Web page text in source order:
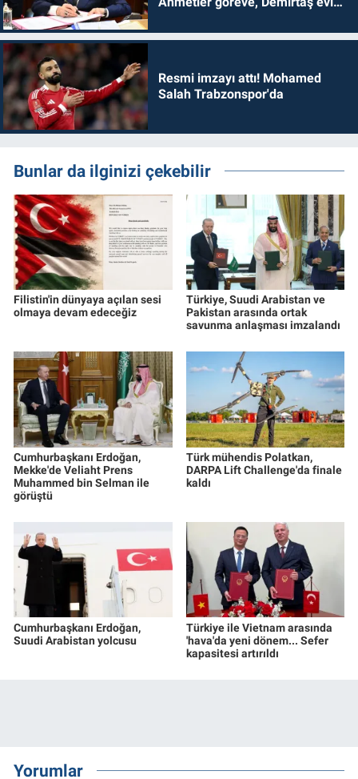
Resmi imzayı attı! Mohamed
Salah Trabzonspor'da
Bunlar da ilginizi çekebilir
Filistin'in dünyaya açılan sesi
olmaya devam edeceğiz
Türkiye, Suudi Arabistan ve
Pakistan arasında ortak
savunma anlaşması imzalandı
Cumhurbaşkanı Erdoğan,
Mekke'de Veliaht Prens
Muhammed bin Selman ile
görüştü
Türk mühendis Polatkan,
DARPA Lift Challenge'da finale
kaldı
Cumhurbaşkanı Erdoğan,
Suudi Arabistan yolcusu
Türkiye ile Vietnam arasında
'hava'da yeni dönem... Sefer
kapasitesi artırıldı
Yorumlar